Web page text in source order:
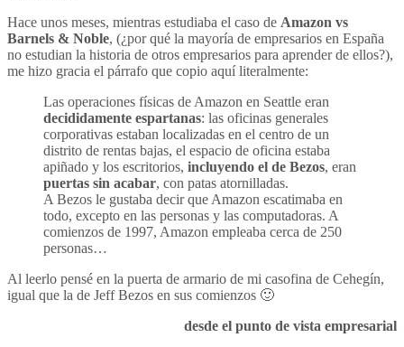
Hace unos meses, mientras estudiaba el caso de Amazon vs
Barnels & Noble, (¿por qué la mayoría de empresarios en España
no estudian la historia de otros empresarios para aprender de ellos?),
me hizo gracia el párrafo que copio aquí literalmente:
Las operaciones físicas de Amazon en Seattle eran
decididamente espartanas: las oficinas generales
corporativas estaban localizadas en el centro de un
distrito de rentas bajas, el espacio de oficina estaba
apiñado y los escritorios, incluyendo el de Bezos, eran
puertas sin acabar, con patas atornilladas.
A Bezos le gustaba decir que Amazon escatimaba en
todo, excepto en las personas y las computadoras. A
comienzos de 1997, Amazon empleaba cerca de 250
personas…
Al leerlo pensé en la puerta de armario de mi casofina de Cehegín,
igual que la de Jeff Bezos en sus comienzos 🙂
desde el punto de vista empresarial